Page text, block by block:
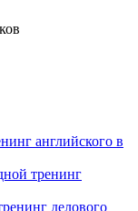
английского в
тренинг
делового